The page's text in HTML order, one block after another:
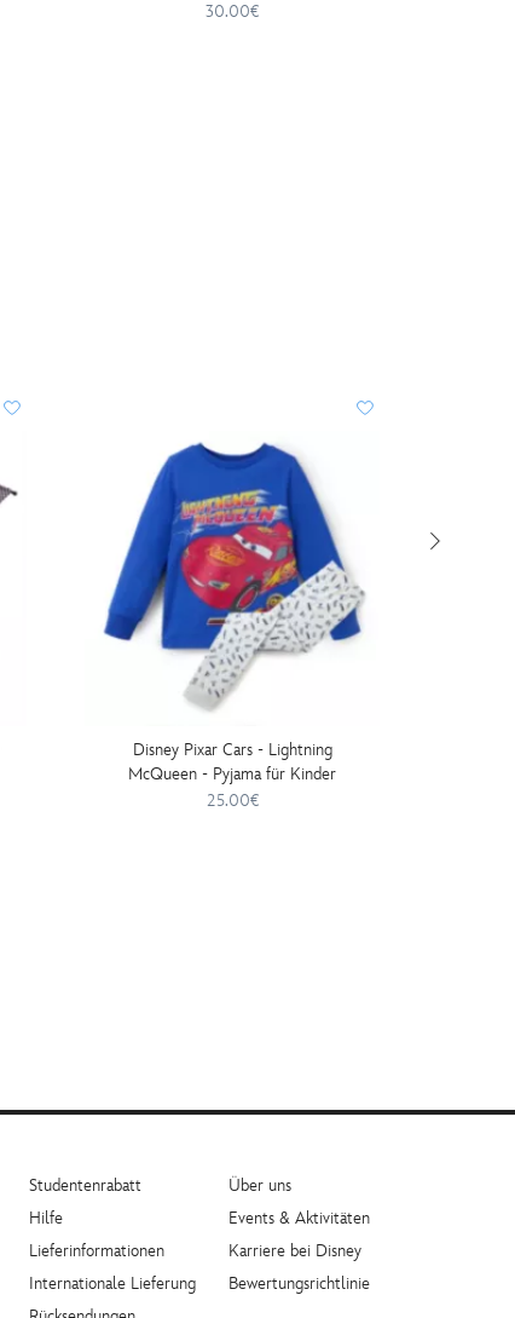
30.00€
Disney Pixar Cars - Lightning
McQueen - Pyjama für Kinder
25.00€
Studentenrabatt
Hilfe
Lieferinformationen
Internationale Lieferung
Über uns
Events & Aktivitäten
Karriere bei Disney
Bewertungsrichtlinie